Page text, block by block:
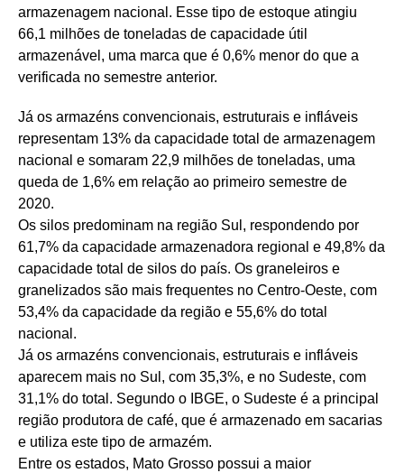
armazenagem nacional. Esse tipo de estoque atingiu
66,1 milhões de toneladas de capacidade útil
armazenável, uma marca que é 0,6% menor do que a
verificada no semestre anterior.
Já os armazéns convencionais, estruturais e infláveis
representam 13% da capacidade total de armazenagem
nacional e somaram 22,9 milhões de toneladas, uma
queda de 1,6% em relação ao primeiro semestre de
2020.
Os silos predominam na região Sul, respondendo por
61,7% da capacidade armazenadora regional e 49,8% da
capacidade total de silos do país. Os graneleiros e
granelizados são mais frequentes no Centro-Oeste, com
53,4% da capacidade da região e 55,6% do total
nacional.
Já os armazéns convencionais, estruturais e infláveis
aparecem mais no Sul, com 35,3%, e no Sudeste, com
31,1% do total. Segundo o IBGE, o Sudeste é a principal
região produtora de café, que é armazenado em sacarias
e utiliza este tipo de armazém.
Entre os estados, Mato Grosso possui a maior